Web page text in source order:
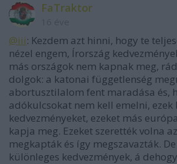
FaTraktor
@iii: Kezdem azt hinni, hogy te
nézel engem, Írország
más országok nem kapnak meg,
dolgok: a katonai függetlenség
abortusztilalom fent maradása és,
adókulcsokat nem kell emelni, ezek
kedvezményeket, ezeket más
kapja meg. Ezeket szerették volna
megkapták és így megszavazták.
különleges kedvezmények, á